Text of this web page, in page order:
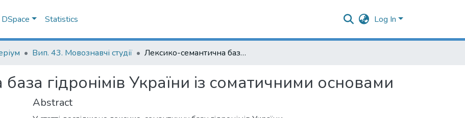
Statistics Log In
Вип. 43. Мовознавчі студії Лексико-семантична база гідронімів України із соматичними основами
гідронімів України із соматичними основами
Abstract